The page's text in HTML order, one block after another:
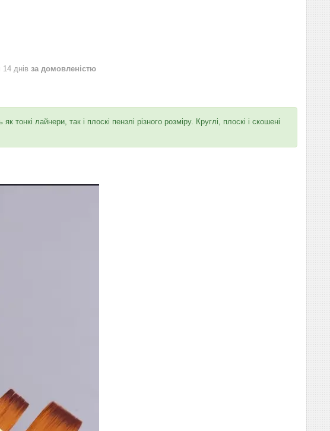
днів за домовленістю
тонкі лайнери, так і плоскі пензлі різного розміру. Круглі, плоскі і скошені